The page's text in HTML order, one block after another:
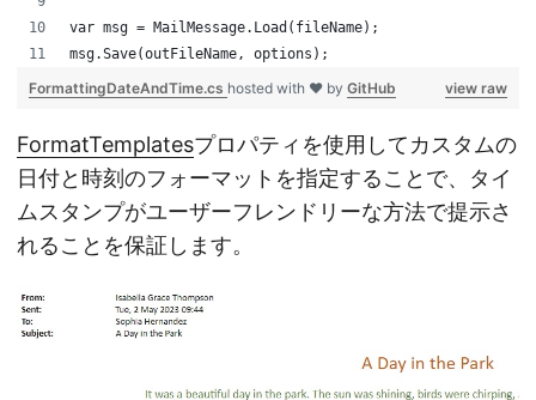
var msg = MailMessage.Load(fileName);
msg.Save(outFileName, options);
view raw
FormattingDateAndTime.cs hosted with ❤ by GitHub
FormatTemplatesプロパティを使用してカスタムの
日付と時刻のフォーマットを指定することで、タイ
ムスタンプがユーザーフレンドリーな方法で提示さ
れることを保証します。